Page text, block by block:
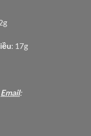
: 17g
Email: